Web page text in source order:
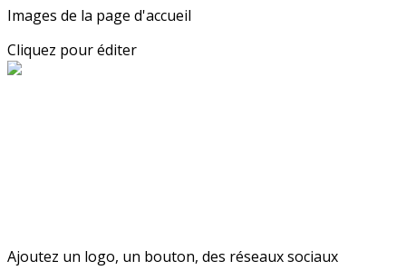
Images de la page d'accueil
Cliquez pour éditer
Ajoutez un logo, un bouton, des réseaux sociaux